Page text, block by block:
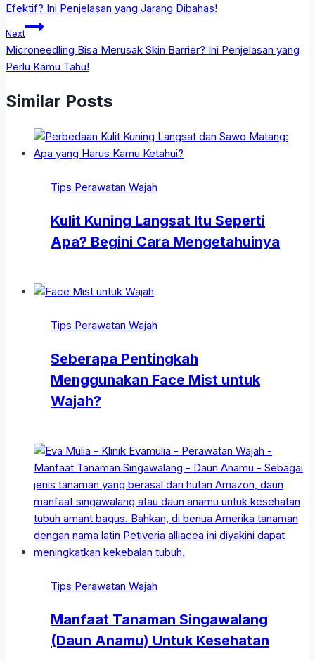
Efektif? Ini Penjelasan yang Jarang Dibahas!
Next
Microneedling Bisa Merusak Skin Barrier? Ini Penjelasan yang
Perlu Kamu Tahu!
Similar Posts
Tips Perawatan Wajah
Kulit Kuning Langsat Itu Seperti
Apa? Begini Cara Mengetahuinya
Tips Perawatan Wajah
Seberapa Pentingkah
Menggunakan Face Mist untuk
Wajah?
Tips Perawatan Wajah
Manfaat Tanaman Singawalang
(Daun Anamu) Untuk Kesehatan